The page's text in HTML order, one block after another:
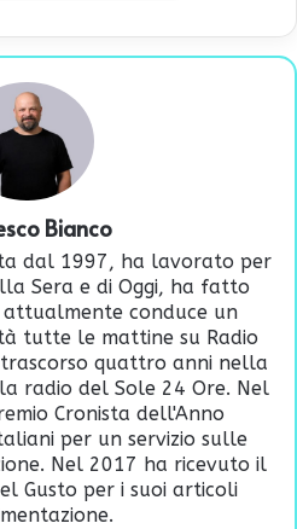
Bianco
dal 1997, ha lavorato per
Sera e di Oggi, ha fatto
conduce un
tutte le mattine su Radio
quattro anni nella
radio del Sole 24 Ore. Nel
Cronista dell'Anno
per un servizio sulle
Nel 2017 ha ricevuto il
Gusto per i suoi articoli